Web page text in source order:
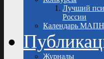
Лучший
России
Календарь МАПН
Журналы